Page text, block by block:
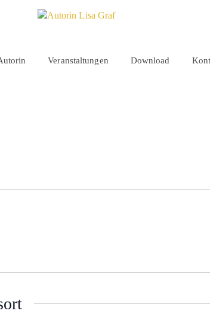
Veranstaltungen Download